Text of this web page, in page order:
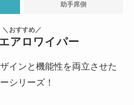
助手席側
＼おすすめ／
アロワイパー
インと機能性を両立させた
シリーズ！